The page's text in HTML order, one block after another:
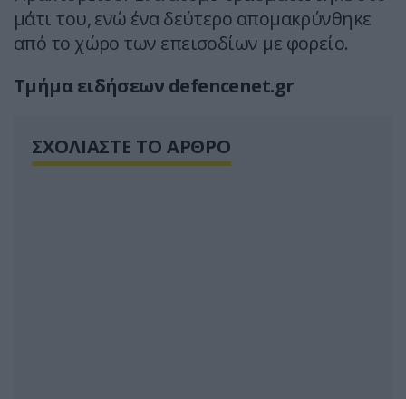
μάτι του, ενώ ένα δεύτερο απομακρύνθηκε
από το χώρο των επεισοδίων με φορείο.
Τμήμα ειδήσεων defencenet.gr
ΣΧΟΛΙΑΣΤΕ ΤΟ ΑΡΘΡΟ